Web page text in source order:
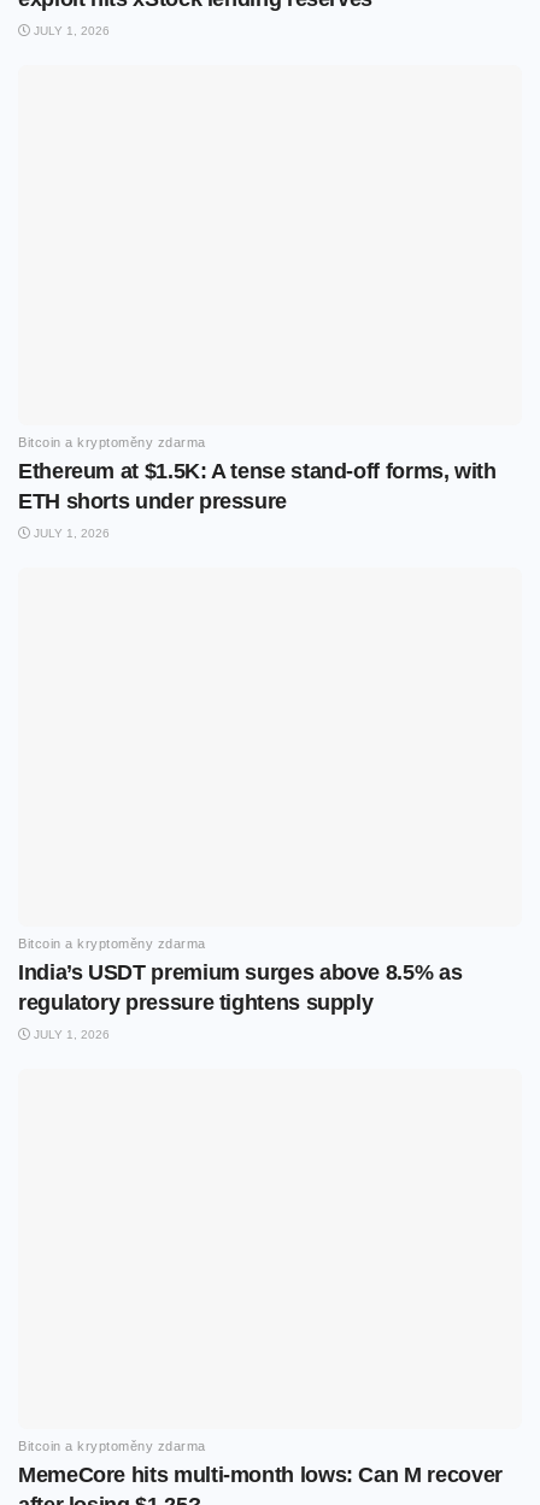
JULY 1, 2026
Bitcoin a kryptoměny zdarma
Ethereum at $1.5K: A tense stand-off forms, with
ETH shorts under pressure
JULY 1, 2026
Bitcoin a kryptoměny zdarma
India’s USDT premium surges above 8.5% as
regulatory pressure tightens supply
JULY 1, 2026
Bitcoin a kryptoměny zdarma
MemeCore hits multi-month lows: Can M recover